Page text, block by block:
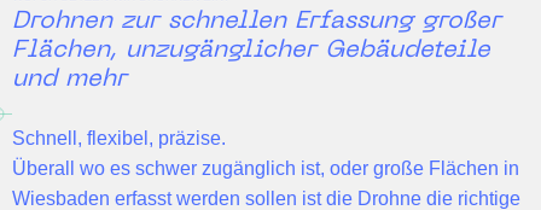
Drohnen zur schnellen Erfassung großer
Flächen, unzugänglicher Gebäudeteile
und mehr
Schnell, flexibel, präzise.
Überall wo es schwer zugänglich ist, oder große Flächen in
Wiesbaden erfasst werden sollen ist die Drohne die richtige